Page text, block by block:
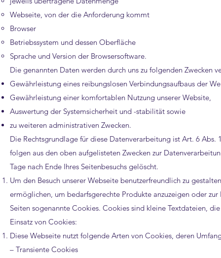
Webseite, von der die Anforderung kommt
Browser
Betriebssystem und dessen Oberfläche
Sprache und Version der Browsersoftware.
Die genannten Daten werden durch uns zu folgenden Zwecken
Gewährleistung eines reibungslosen Verbindungsaufbaus der
Gewährleistung einer komfortablen Nutzung unserer Website,
Auswertung der Systemsicherheit und -stabilität sowie
zu weiteren administrativen Zwecken.
Die Rechtsgrundlage für diese Datenverarbeitung ist Art. 6 Abs.
folgen aus den oben aufgelisteten Zwecken zur
Tage nach Ende Ihres Seitenbesuchs gelöscht.
Um den Besuch unserer Webseite benutzerfreundlich zu
ermöglichen, um bedarfsgerechte Produkte anzuzeigen oder
Seiten sogenannte Cookies. Cookies sind kleine Textdateien,
Einsatz von Cookies:
Diese Webseite nutzt folgende Arten von Cookies, deren
– Transiente Cookies